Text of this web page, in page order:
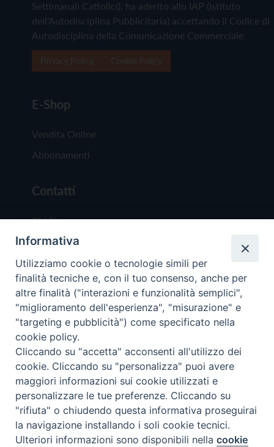
Settimanali Cattolici), ha aderito allo IAP (Istituto
dell'Autodisciplina Pubblicitaria) accettando il Codice di
Autodisciplina della Comunicazione Commerciale
E-Shop
Vendita Online
Abbonamenti
Contatti
Chi Siamo
Redazione
Scrivici
Copyright © 2019 - Tutti i diritti riservati - Vita
Trentina Editrice
Privacy Policy
Torna
Preferenze Cookie
Informativa
Utilizziamo cookie o tecnologie simili per
finalità tecniche e, con il tuo consenso, anche per
altre finalità ("interazioni e funzionalità semplici",
"miglioramento dell'esperienza", "misurazione" e
"targeting e pubblicità") come specificato nella
cookie policy.
Cliccando su "accetta" acconsenti all'utilizzo dei
cookie. Cliccando su "personalizza" puoi avere
maggiori informazioni sui cookie utilizzati e
personalizzare le tue preferenze. Cliccando su
"rifiuta" o chiudendo questa informativa proseguirai
la navigazione installando i soli cookie tecnici.
Ulteriori informazioni sono disponibili nellacookie